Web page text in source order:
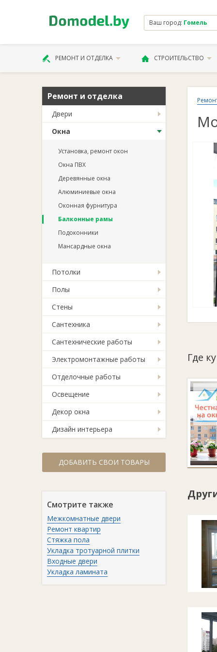
Ваш город: Гомель
РЕМОНТ И ОТДЕЛКА СТРОИТЕЛЬСТВО
Ремонт и отделка
Двери
Окна
Установка, ремонт окон
Окна ПВХ
Деревянные окна
Алюминиевые окна
Оконная фурнитура
Балконные рамы
Подоконники
Мансардные окна
Потолки
Полы
Стены
Сантехника
Сантехнические работы
Электромонтажные работы
Отделочные работы
Освещение
Декор окна
Дизайн интерьера
ДОБАВИТЬ СВОИ ТОВАРЫ
Смотрите также
Межкомнатные двери
Ремонт квартир
Стяжка пола
Укладка тротуарной плитки
Входные двери
Укладка ламината
Где